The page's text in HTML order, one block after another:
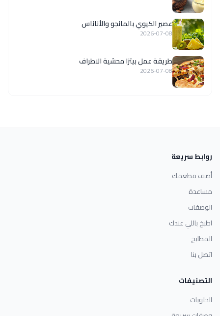
عصير الكيوي بالمانجو والأناناس
2026-07-08
طريقة عمل بيتزا محشية الاطراف
2026-07-08
روابط سريعة
أضف مطعمك
مساعدة
الوصفات
اطبخ باللي عندك
المطابخ
اتصل بنا
التصنيفات
الحلويات